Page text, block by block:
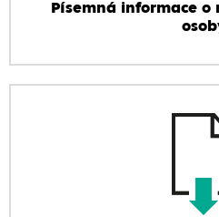
Písemná informace